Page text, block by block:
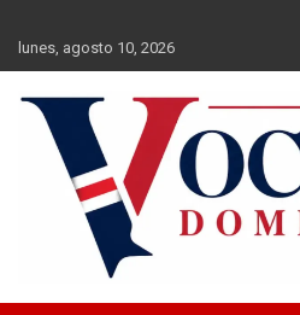
contenido
lunes, agosto 10, 2026